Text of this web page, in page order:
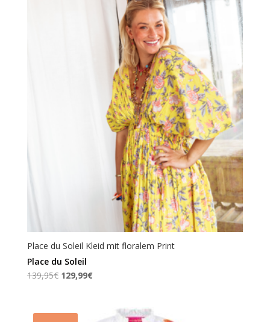
Place du Soleil Kleid mit floralem Print
Place du Soleil
139,95€ Ursprünglicher
139,95€
129,99€Aktueller
129,99€.